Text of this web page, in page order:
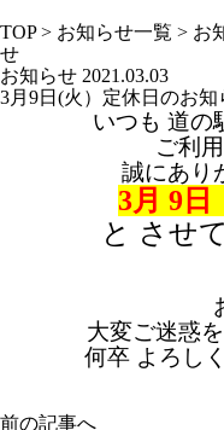
TOP> お知らせ一覧 > お
せ
お知らせ 2021.03.03
3月9日(火）定休日のお知
いつも 道の
ご利
誠にあり
3月 9日
と させ
大変ご迷惑
何卒 よろし
前の記事へ